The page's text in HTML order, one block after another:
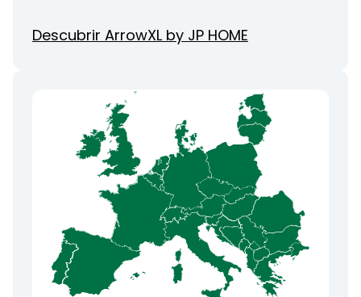
Descubrir ArrowXL by JP HOME